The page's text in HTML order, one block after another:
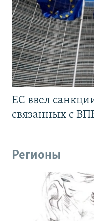
ЕС ввел
связанных с
Регионы